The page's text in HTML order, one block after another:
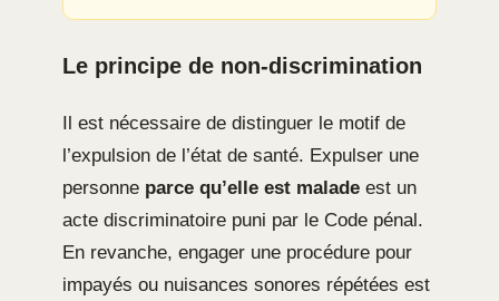
Le principe de non-discrimination
Il est nécessaire de distinguer le motif de
l’expulsion de l’état de santé. Expulser une
personne parce qu’elle est malade est un
acte discriminatoire puni par le Code pénal.
En revanche, engager une procédure pour
impayés ou nuisances sonores répétées est